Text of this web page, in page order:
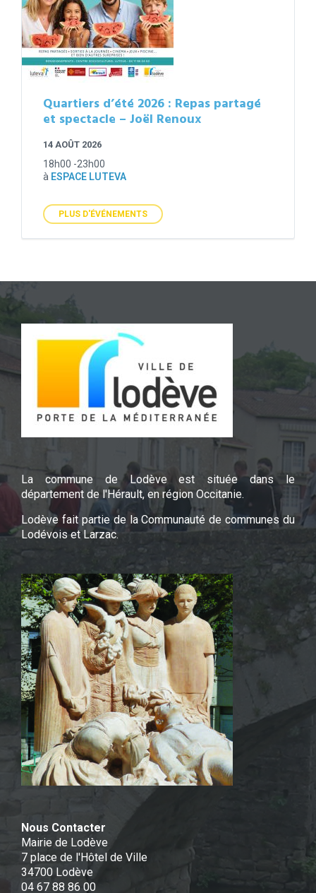
Quartiers d’été 2026 : Repas partagé
et spectacle – Joël Renoux
14 AOÛT 2026
18h00 -23h00
à ESPACE LUTEVA
PLUS D'ÉVÉNEMENTS
La commune de Lodève est située dans le
département de l'Hérault, en région Occitanie.
Lodève fait partie de la Communauté de communes du
Lodévois et Larzac.
Nous Contacter
Mairie de Lodève
7 place de l'Hôtel de Ville
34700 Lodève
04 67 88 86 00